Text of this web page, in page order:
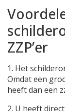
ZZP’er
1. Het
Omdat een
heeft dan een
2. U heeft